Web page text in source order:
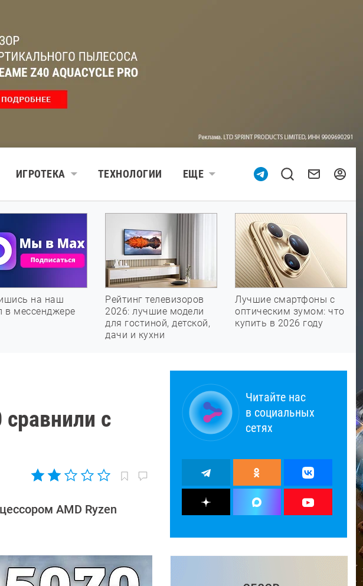
ИГРОТЕКА ТЕХНОЛОГИИ ЕЩЕ
на наш
в мессенджере
Рейтинг телевизоров
2026: лучшие модели
для гостиной, детской,
дачи и кухни
Лучшие смартфоны с
оптическим зумом: что
купить в 2026 году
сравнили с
AMD Ryzen
Читайте нас
в социальных
сетях